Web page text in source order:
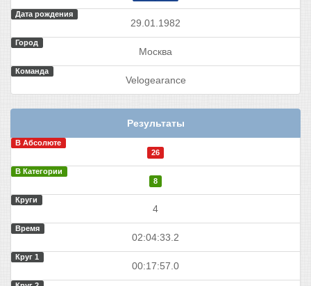
Дата рождения
29.01.1982
Город
Москва
Команда
Velogearance
Результаты
В Абсолюте
26
В Категории
8
Круги
4
Время
02:04:33.2
Круг 1
00:17:57.0